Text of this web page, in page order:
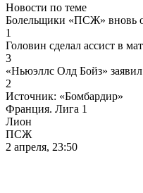
Новости по теме
Болельщики «ПСЖ» вновь
1
Головин сделал ассист в
3
«Ньюэллс Олд Бойз»
2
Источник: «Бомбардир»
Франция. Лига 1
Лион
ПСЖ
2 апреля, 23:50